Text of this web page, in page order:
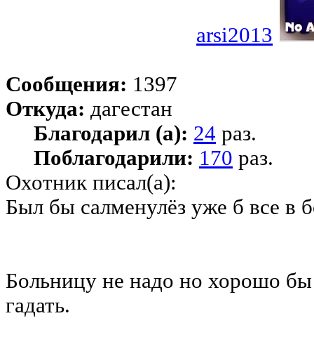
arsi2013
Сообщения: 1397
Откуда: дагестан
Благодарил (а): 24 раз.
Поблагодарили: 170 раз.
Охотник писал(а):
Был бы салменулёз уже б все в
Больницу не надо но хорошо
гадать.